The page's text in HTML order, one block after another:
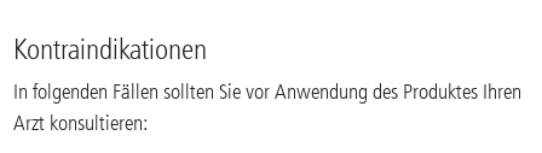
Kontraindikationen
In folgenden Fällen sollten Sie vor Anwendung des Produktes Ihren
Arzt konsultieren: